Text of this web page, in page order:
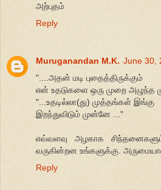
அற்புதம்
Reply
Muruganandan M.K. June 30,
"....அதன் மடி புதைத்திருக்கும்
என் உதடுகளை ஒரு முறை அழுந்த
"...உதடில்லா(து) முத்தங்கள் இங்கு
இறந்துவிடும் முன்னே ..."
எவ்வளவு அழகாக
வருகின்றன உங்களுக்கு.
Reply